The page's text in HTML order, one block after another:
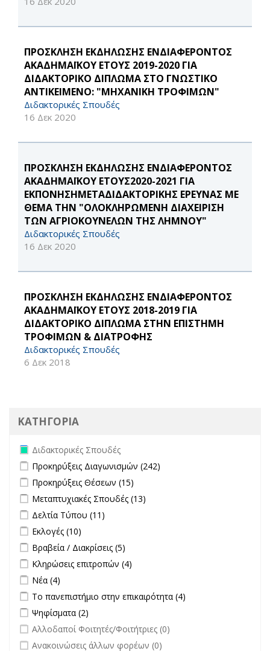
ΠΡΟΣΚΛΗΣΗ ΕΚΔΗΛΩΣΗΣ ΕΝΔΙΑΦΕΡΟΝΤΟΣ
ΑΚΑΔΗΜΑΪΚΟΥ ΕΤΟΥΣ 2019-2020 ΓΙΑ
ΔΙΔΑΚΤΟΡΙΚΟ ΔΙΠΛΩΜΑ ΣΤΟ ΓΝΩΣΤΙΚΟ
ΑΝΤΙΚΕΙΜΕΝΟ: "ΜΗΧΑΝΙΚΗ ΤΡΟΦΙΜΩΝ"
Διδακτορικές Σπουδές
16 Δεκ 2020
ΠΡΟΣΚΛΗΣΗ ΕΚΔΗΛΩΣΗΣ ΕΝΔΙΑΦΕΡΟΝΤΟΣ
ΑΚΑΔΗΜΑΪΚΟΥ ΕΤΟΥΣ2020-2021 ΓΙΑ
ΕΚΠΟΝΗΣΗMETAΔΙΔΑΚΤΟΡΙΚΗΣ ΕΡΕΥΝΑΣ ΜΕ
ΘΕΜΑ ΤΗΝ "ΟΛΟΚΛΗΡΩΜΕΝΗ ΔΙΑΧΕΙΡΙΣΗ
ΤΩΝ ΑΓΡΙΟΚΟΥΝΕΛΩΝ ΤΗΣ ΛΗΜΝΟΥ"
Διδακτορικές Σπουδές
16 Δεκ 2020
ΠΡΟΣΚΛΗΣΗ ΕΚΔΗΛΩΣΗΣ ΕΝΔΙΑΦΕΡΟΝΤΟΣ
ΑΚΑΔΗΜΑΪΚΟΥ ΕΤΟΥΣ 2018-2019 ΓΙΑ
ΔΙΔΑΚΤΟΡΙΚΟ ΔΙΠΛΩΜΑ ΣΤΗΝ ΕΠΙΣΤΗΜΗ
ΤΡΟΦΙΜΩΝ & ΔΙΑΤΡΟΦΗΣ
Διδακτορικές Σπουδές
6 Δεκ 2018
ΚΑΤΗΓΟΡΙΑ
Remove Διδακτορικές Σπουδές filter
Διδακτορικές Σπουδές
Apply Προκηρύξεις Διαγωνισμών filter
Προκηρύξεις Διαγωνισμών (242)
Apply Προκηρύξεις Θέσεων filter
Προκηρύξεις Θέσεων (15)
Apply Μεταπτυχιακές Σπουδές filter
Μεταπτυχιακές Σπουδές (13)
Apply Δελτία Τύπου filter
Δελτία Τύπου (11)
Apply Εκλογές filter
Εκλογές (10)
Apply Βραβεία / Διακρίσεις filter
Βραβεία / Διακρίσεις (5)
Apply Κληρώσεις επιτροπών filter
Κληρώσεις επιτροπών (4)
Apply Νέα filter
Νέα (4)
Apply Το πανεπιστήμιο στην επικαιρότητα filter
Το πανεπιστήμιο στην επικαιρότητα (4)
Apply Ψηφίσματα filter
Ψηφίσματα (2)
undefined
Αλλοδαποί Φοιτητές/Φοιτήτριες (0)
undefined
Ανακοινώσεις άλλων φορέων (0)